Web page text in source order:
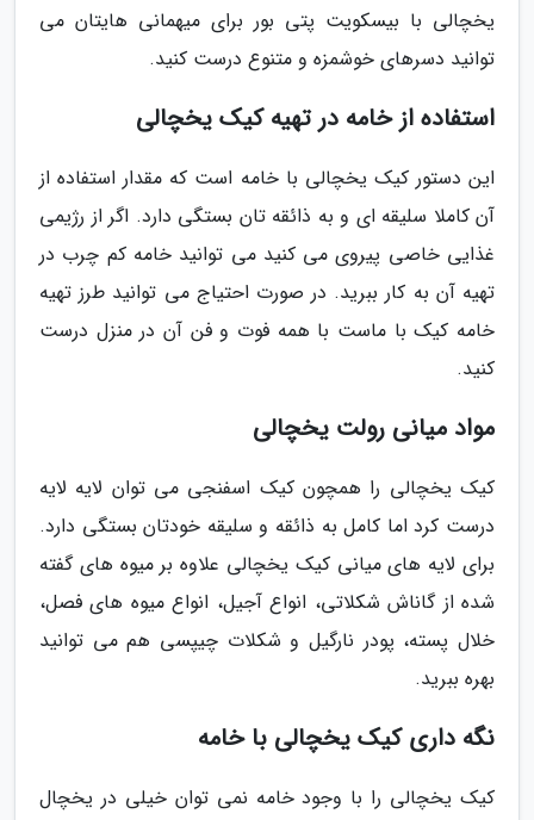
یخچالی با بیسکویت پتی بور برای میهمانی هایتان می
توانید دسرهای خوشمزه و متنوع درست کنید.
استفاده از خامه در تهیه کیک یخچالی
این دستور کیک یخچالی با خامه است که مقدار استفاده از
آن کاملا سلیقه ای و به ذائقه تان بستگی دارد. اگر از رژیمی
غذایی خاصی پیروی می کنید می توانید خامه کم چرب در
تهیه آن به کار ببرید. در صورت احتیاج می توانید طرز تهیه
خامه کیک با ماست با همه فوت و فن آن در منزل درست
کنید.
مواد میانی رولت یخچالی
کیک یخچالی را همچون کیک اسفنجی می توان لایه لایه
درست کرد اما کامل به ذائقه و سلیقه خودتان بستگی دارد.
برای لایه های میانی کیک یخچالی علاوه بر میوه های گفته
شده از گاناش شکلاتی، انواع آجیل، انواع میوه های فصل،
خلال پسته، پودر نارگیل و شکلات چیپسی هم می توانید
بهره ببرید.
نگه داری کیک یخچالی با خامه
کیک یخچالی را با وجود خامه نمی توان خیلی در یخچال